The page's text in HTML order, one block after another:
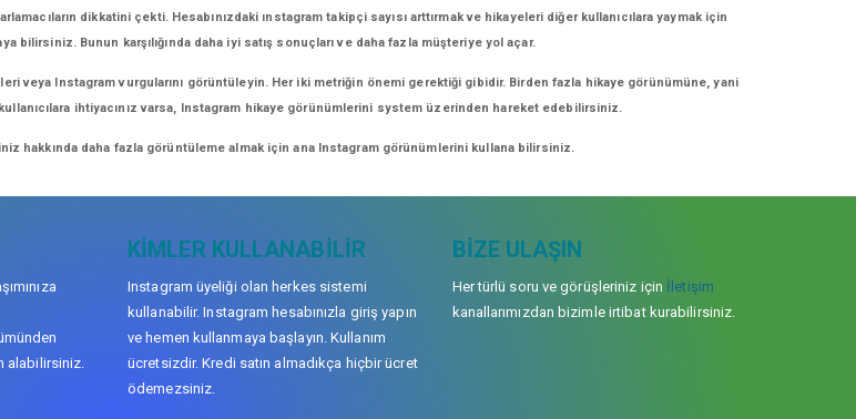
dikkatini çekti. Hesabınızdaki ınstagram takipçi sayısı arttırmak ve hikayeleri diğer kullanıcılara yaymak için
bilirsiniz. Bunun karşılığında daha iyi satış sonuçları ve daha fazla müşteriye yol açar.
veya Instagram vurgularını görüntüleyin. Her iki metriğin önemi gerektiği gibidir. Birden fazla hikaye görünümüne, yani
ihtiyacınız varsa, Instagram hikaye görünümlerini system üzerinden hareket edebilirsiniz.
hakkında daha fazla görüntüleme almak için ana Instagram görünümlerini kullana bilirsiniz.
alabilirsiniz.
KIMLER KULLANABILIR
Instagram üyeliği olan herkes sistemi
kullanabilir. Instagram hesabınızla giriş yapın
ve hemen kullanmaya başlayın. Kullanım
ücretsizdir. Kredi satın almadıkça hiçbir ücret
ödemezsiniz.
BIZE ULAŞIN
Her türlü soru ve görüşleriniz için İletişim
kanallarımızdan bizimle irtibat kurabilirsiniz.